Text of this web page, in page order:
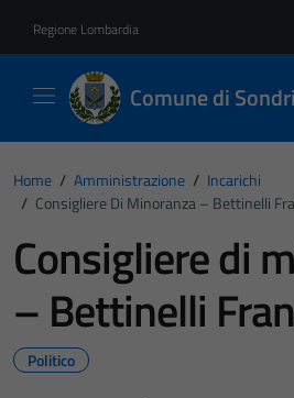
Regione Lombardia
Comune di
Home / Amministrazione / Incarichi
/ Consigliere Di Minoranza – Bettinelli
Consigliere di
– Bettinelli
Politico